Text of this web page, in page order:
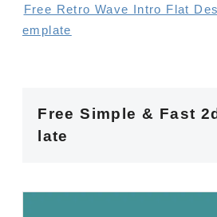
Free Retro Wave Intro Flat
emplate
Free Simple & Fast
late